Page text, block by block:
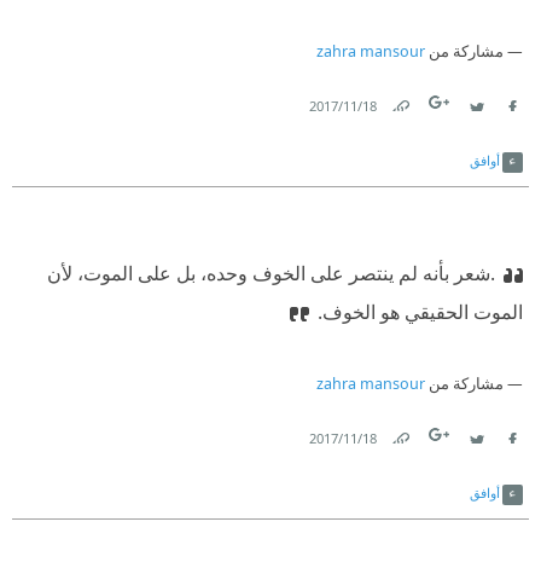
مشاركة من zahra mansour
18‏/11‏/2017
أوافق
.شعر بأنه لم ينتصر على الخوف وحده، بل على الموت، لأن
الموت الحقيقي هو الخوف.
مشاركة من zahra mansour
18‏/11‏/2017
أوافق